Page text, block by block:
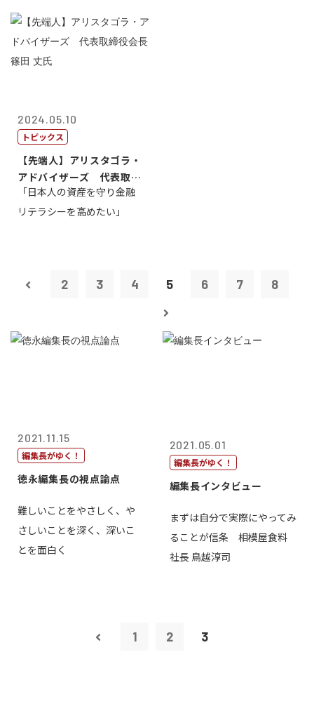
2024.05.10
トピックス
【先端人】アリスタゴラ・
アドバイザーズ 代表取締
役会長 篠田...
「日本人の資産を守り金融
リテラシーを高めたい」
2 3 4 5 6 7 8
2021.11.15
編集長がゆく！
徳永編集長の視点論点
難しいことをやさしく、や
さしいことを深く、深いこ
とを面白く
2021.05.01
編集長がゆく！
編集長インタビュー
まずは自分で実際にやってみ
ることが信条 相模屋食料
社長 鳥越淳司
1 2 3